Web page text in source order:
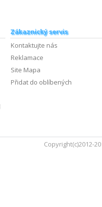
Zákaznický servis
Kontaktujte nás
Reklamace
Site Mapa
Přidat do oblíbených
Copyright(c)2012-